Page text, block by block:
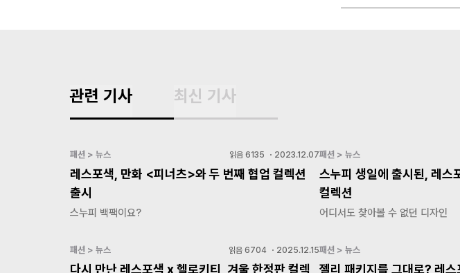
관련 기사 최신 기사
패션 > 뉴스 읽음 6135 ・ 2023.12.07
레스포색, 만화 <피너츠>와 두 번째 협업 컬렉션
출시
스누피 백팩이요?
패션 > 뉴스
스누피 생일에 출시된, 레스
컬렉션
어디서도 찾아볼 수 없던 디자인
패션 > 뉴스 읽음 6704・ 2025.12.15
다시 만난 레스포색 x 헬로키티, 겨울 한정판 컬렉
패션 > 뉴스
젤리 패키지를 그대로? 레